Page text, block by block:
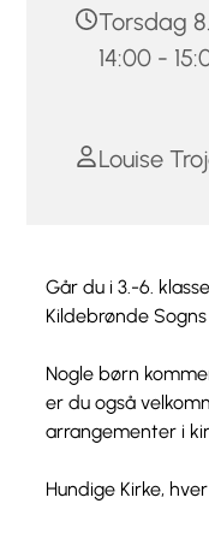
Torsdag
14:00 -
Louise
Går du i 3.-6.
Kildebrønde
Nogle børn
er du også
arrangementer i
Hundige Kirke,